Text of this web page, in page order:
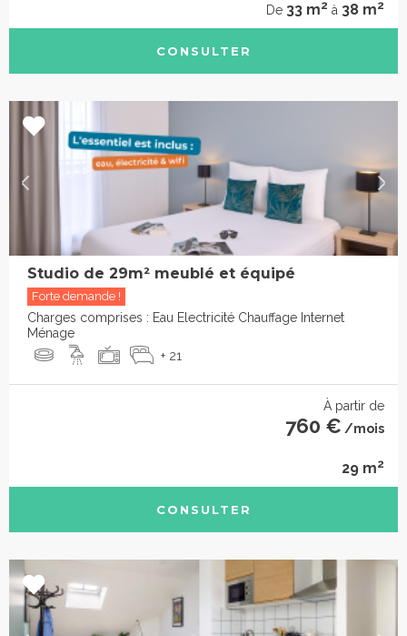
De 33 m2 à 38 m2
CONSULTER
Studio de 29m² meublé et équipé
Forte demande !
Charges comprises : Eau Electricité Chauffage Internet
Ménage
+ 21
À partir de
760 € /mois
29 m2
CONSULTER